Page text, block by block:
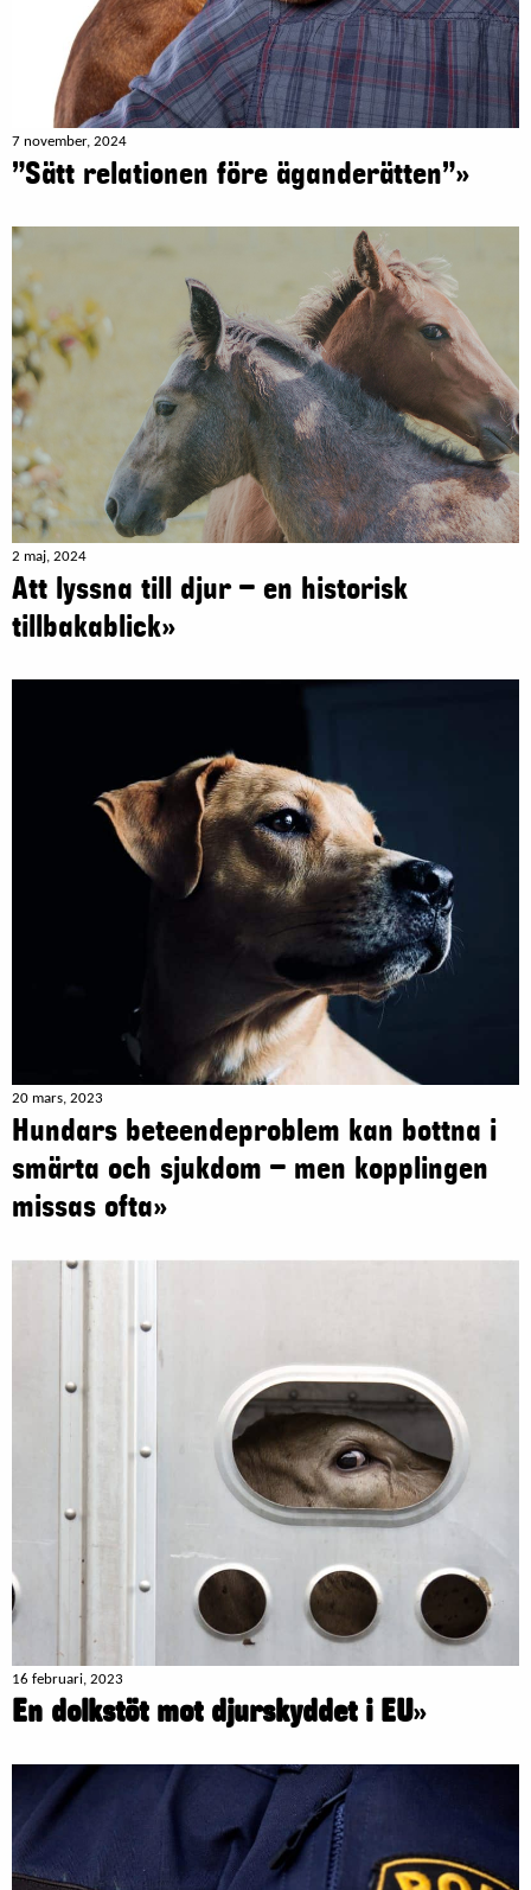
7 november, 2024
”Sätt relationen före äganderätten”»
2 maj, 2024
Att lyssna till djur – en historisk
tillbakablick»
20 mars, 2023
Hundars beteendeproblem kan bottna i
smärta och sjukdom – men kopplingen
missas ofta»
16 februari, 2023
En dolkstöt mot djurskyddet i EU»